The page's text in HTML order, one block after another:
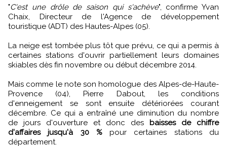
"C'est une drôle de saison qui s'achève", confirme Yvan
Chaix, Directeur de l'Agence de développement
touristique (ADT) des Hautes-Alpes (05).
La neige est tombée plus tôt que prévu, ce qui a permis à
certaines stations d'ouvrir partiellement leurs domaines
skiables dès fin novembre ou début décembre 2014.
Mais comme le note son homologue des Alpes-de-Haute-
Provence (04), Pierre Dabout, les conditions
d'enneigement se sont ensuite détériorées courant
décembre. Ce qui a entraîné une diminution du nombre
de jours d'ouverture et donc des baisses de chiffre
d'affaires jusqu'à 30 %pour certaines stations du
département.